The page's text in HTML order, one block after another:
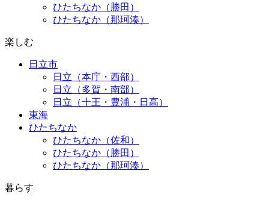
ひたちなか（勝田）
ひたちなか（那珂湊）
楽しむ
日立市
日立（本庁・西部）
日立（多賀・南部）
日立（十王・豊浦・日高）
東海
ひたちなか
ひたちなか（佐和）
ひたちなか（勝田）
ひたちなか（那珂湊）
暮らす